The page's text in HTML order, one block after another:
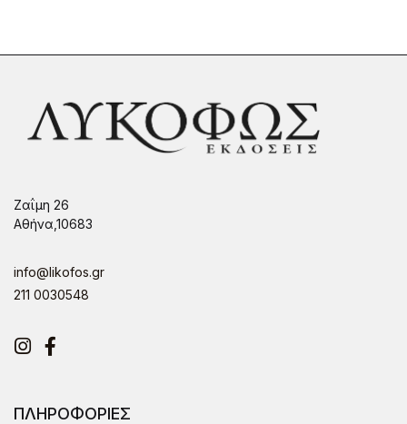
Ζαΐμη 26
Αθήνα,10683
info@likofos.gr
211 0030548
Instagram
Facebook
ΠΛΗΡΟΦΟΡΙΕΣ